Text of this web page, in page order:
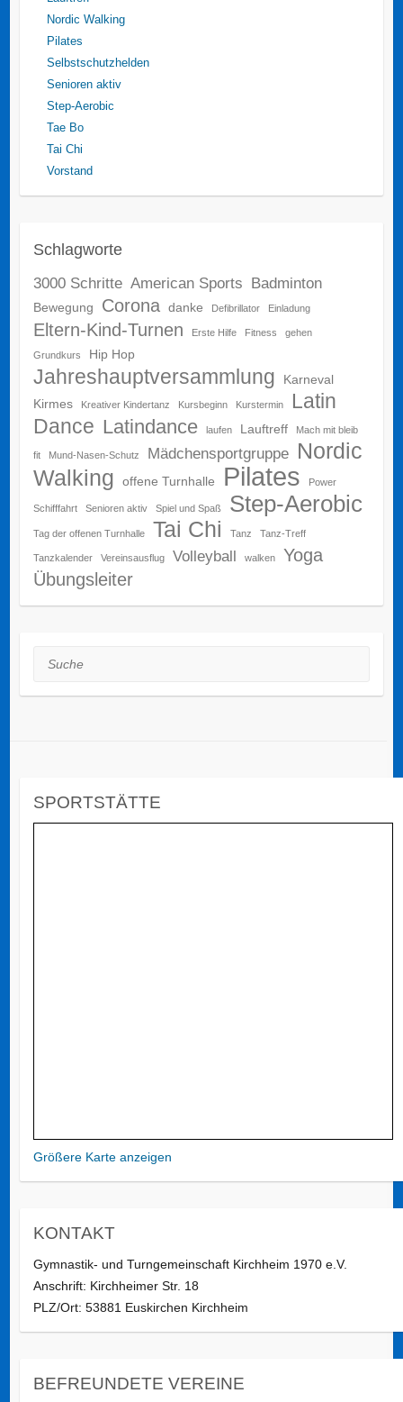
Nordic Walking
Pilates
Selbstschutzhelden
Senioren aktiv
Step-Aerobic
Tae Bo
Tai Chi
Vorstand
Schlagworte
3000 Schritte American Sports Badminton
Bewegung Corona danke Defibrillator Einladung
Eltern-Kind-Turnen Erste Hilfe Fitness gehen
Grundkurs Hip Hop
Jahreshauptversammlung
Karneval
Kirmes
Kreativer Kindertanz Kursbeginn Kurstermin
Latin
Dance Latindance laufen Lauftreff Mach mit bleib
fit Mund-Nasen-Schutz Mädchensportgruppe Nordic
Walking
offene Turnhalle Pilates Power
Schifffahrt Senioren aktiv Spiel und Spaß Step-Aerobic
Tag der offenen Turnhalle Tai Chi Tanz Tanz-Treff
Tanzkalender Vereinsausflug Volleyball walken
Yoga
Übungsleiter
Suche
SPORTSTÄTTE
Größere Karte anzeigen
KONTAKT
Gymnastik- und Turngemeinschaft Kirchheim 1970 e.V.
Anschrift: Kirchheimer Str. 18
PLZ/Ort: 53881 Euskirchen Kirchheim
BEFREUNDETE VEREINE